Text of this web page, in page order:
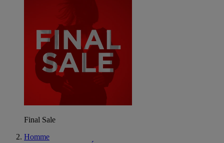
Final Sale
Homme